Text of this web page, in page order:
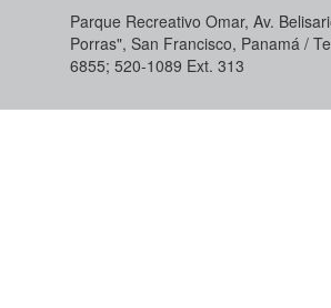
Parque Recreativo Omar, Av.
Porras", San Francisco, Panamá /
6855; 520-1089​ Ext. 313